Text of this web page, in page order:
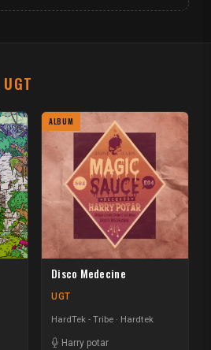
UGT
ALBUM
Disco Medecine
UGT
HardTek - Tribe Hardtek
Harry potar